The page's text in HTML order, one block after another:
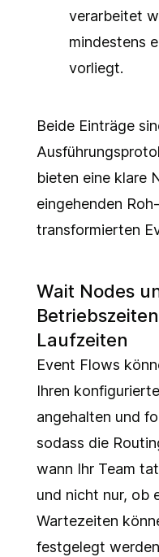
verarbeitet
mindestens
vorliegt.
Beide Einträge
bieten eine klare
eingehenden
transformierten
Wait Nodes
Laufzeiten
Event Flows
Ihren
angehalten und
sodass die
wann Ihr Team
und nicht nur, ob
Wartezeiten
festgelegt